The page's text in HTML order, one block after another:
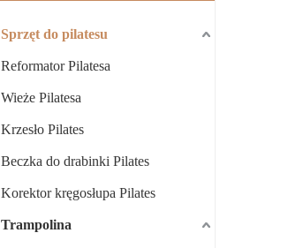
Sprzęt do pilatesu
Reformator Pilatesa
Wieże Pilatesa
Krzesło Pilates
Beczka do drabinki Pilates
Korektor kręgosłupa Pilates
Trampolina